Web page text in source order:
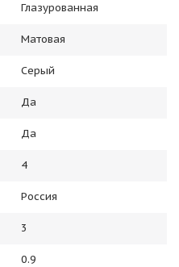
Глазурованная
Матовая
Серый
Да
Да
4
Россия
3
0.9